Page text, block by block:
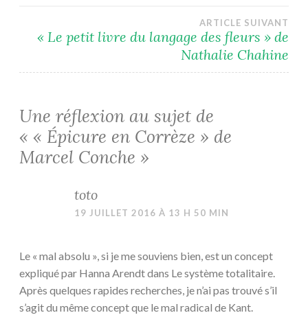
ARTICLE SUIVANT
« Le petit livre du langage des fleurs » de
Nathalie Chahine
Une réflexion au sujet de
« « Épicure en Corrèze » de
Marcel Conche »
toto
19 JUILLET 2016 À 13 H 50 MIN
Le « mal absolu », si je me souviens bien, est un concept
expliqué par Hanna Arendt dans Le système totalitaire.
Après quelques rapides recherches, je n’ai pas trouvé s’il
s’agit du même concept que le mal radical de Kant.